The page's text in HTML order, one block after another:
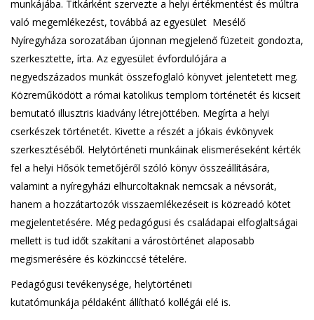
munkájába. Titkárként szervezte a helyi értékmentést és múltra
való megemlékezést, továbbá az egyesület Mesélő
Nyíregyháza sorozatában újonnan megjelenő füzeteit gondozta,
szerkesztette, írta. Az egyesület évfordulójára a
negyedszázados munkát összefoglaló könyvet jelentetett meg.
Közreműködött a római katolikus templom történetét és kicseit
bemutató illusztris kiadvány létrejöttében. Megírta a helyi
cserkészek történetét. Kivette a részét a jókais évkönyvek
szerkesztéséből. Helytörténeti munkáinak elismeréseként kérték
fel a helyi Hősök temetőjéről szóló könyv összeállítására,
valamint a nyíregyházi elhurcoltaknak nemcsak a névsorát,
hanem a hozzátartozók visszaemlékezéseit is közreadó kötet
megjelentetésére. Még pedagógusi és családapai elfoglaltságai
mellett is tud időt szakítani a várostörténet alaposabb
megismerésére és közkinccsé tételére.
Pedagógusi tevékenysége, helytörténeti
kutatómunkája példaként állítható kollégái elé is.